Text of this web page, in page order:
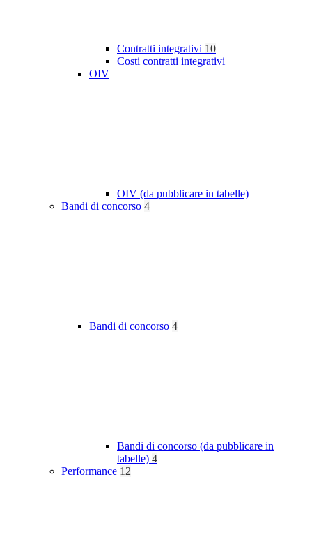
Contratti integrativi 10
Costi contratti integrativi
OIV
OIV (da pubblicare in tabelle)
Bandi di concorso 4
Bandi di concorso 4
Bandi di concorso (da pubblicare in
tabelle) 4
Performance 12